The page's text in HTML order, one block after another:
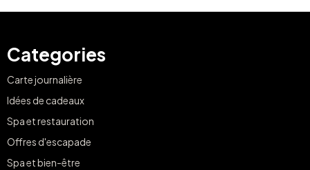
Categories
Carte journalière
Idées de cadeaux
Spa et restauration
Offres d'escapade
Spa et bien-être